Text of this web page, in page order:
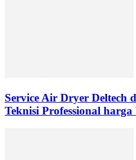
Service Air Dryer Deltech
Teknisi Professional